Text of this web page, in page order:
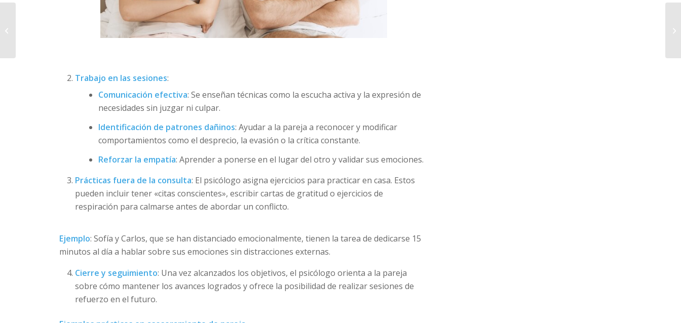
Trabajo en las sesiones:
Comunicación efectiva: Se enseñan técnicas como la escucha activa y la expresión de
necesidades sin juzgar ni culpar.
Identificación de patrones dañinos: Ayudar a la pareja a reconocer y modificar
comportamientos como el desprecio, la evasión o la crítica constante.
Reforzar la empatía: Aprender a ponerse en el lugar del otro y validar sus emociones.
Prácticas fuera de la consulta: El psicólogo asigna ejercicios para practicar en casa. Estos
pueden incluir tener «citas conscientes», escribir cartas de gratitud o ejercicios de
respiración para calmarse antes de abordar un conflicto.
Ejemplo: Sofía y Carlos, que se han distanciado emocionalmente, tienen la tarea de dedicarse 15
minutos al día a hablar sobre sus emociones sin distracciones externas.
Cierre y seguimiento: Una vez alcanzados los objetivos, el psicólogo orienta a la pareja
sobre cómo mantener los avances logrados y ofrece la posibilidad de realizar sesiones de
refuerzo en el futuro.